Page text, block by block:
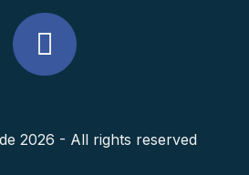
2026 - All rights reserved